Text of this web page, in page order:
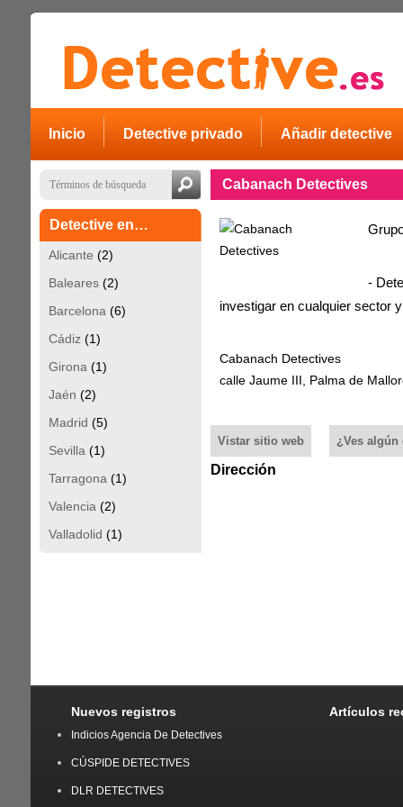
Inicio Detective privado Añadir detective
Detective en…
Alicante (2)
Baleares (2)
Barcelona (6)
Cádiz (1)
Girona (1)
Jaén (2)
Madrid (5)
Sevilla (1)
Tarragona (1)
Valencia (2)
Valladolid (1)
Cabanach Detectives
-
investigar en cualquier sector
Cabanach Detectives
calle Jaume III, Palma de
Vistar sitio web ¿Ves algún
Dirección
Nuevos registros
Indicios Agencia De Detectives
CÚSPIDE DETECTIVES
DLR DETECTIVES
Artículos